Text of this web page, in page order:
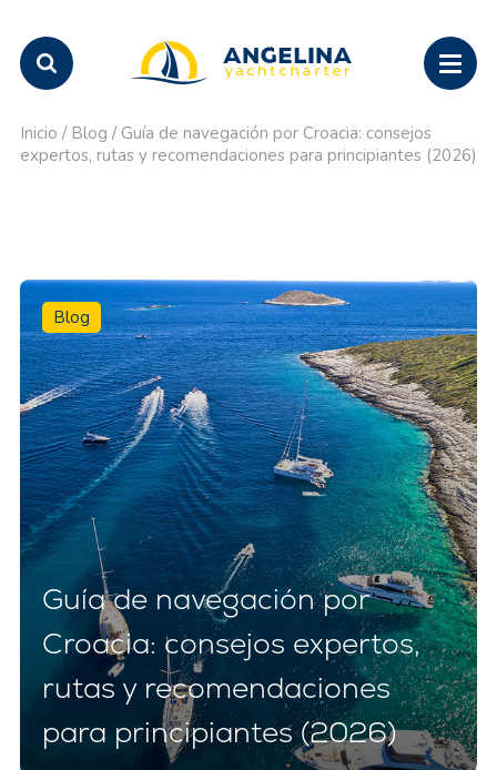
Inicio / Blog / Guía de navegación por Croacia: consejos
expertos, rutas y recomendaciones para principiantes (2026)
Blog
Guía de navegación por
Croacia: consejos expertos,
rutas y recomendaciones
para principiantes (2026)